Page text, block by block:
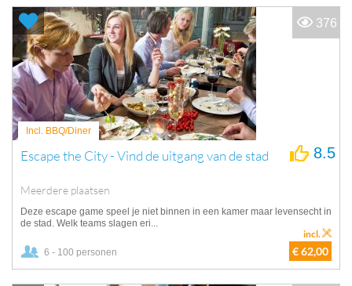
Incl. BBQ/Diner
Escape the City - Vind de uitgang van de stad
Meerdere plaatsen
8.5
Deze escape game speel je niet binnen in een kamer maar levensecht in
de stad. Welk teams slagen eri...
6 - 100 personen € 62,00
incl.
376